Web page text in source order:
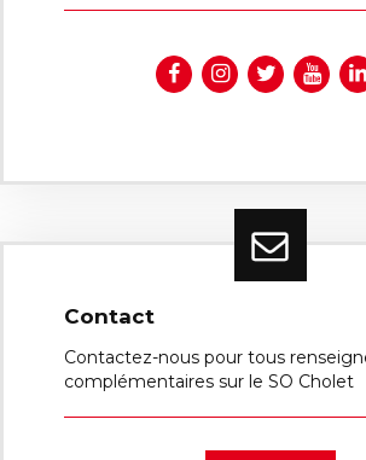
Contact
Contactez-nous pour tous
complémentaires sur le SO Cholet